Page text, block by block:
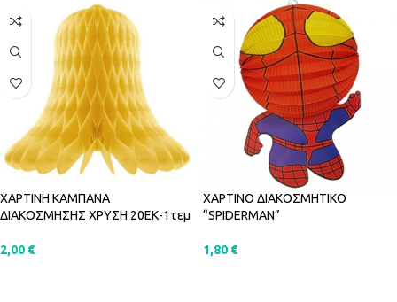
ΧΑΡΤΙΝΗ ΚΑΜΠΑΝΑ
ΔΙΑΚΟΣΜΗΣΗΣ ΧΡΥΣΗ 20ΕΚ-1τεμ
2,00 €
ΧΑΡΤΙΝΟ ΔΙΑΚΟΣΜΗΤΙΚΟ
“SPIDERMAN”
1,80 €